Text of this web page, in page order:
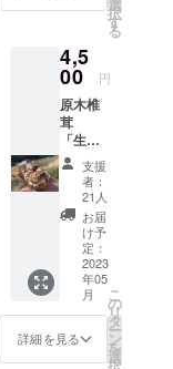
べる時
も楽し
めま
す。 お
礼の
メッ
セージ
付き 価
格につ
いて
ネット
販売で
は１kg
３００
０円
（送料
別）で
ご家族
人〜３
人）で
食べる
には、
作り置
き等に
も活用
できる
調理し
やすい
量にな
りま
す。
余った
もの
は、そ
のまま
択
す
る
4,5
00 円
原木椎
茸
「生」
５００g
と「干
し肉」
２００
０円相
当の
セット
内容
量：約
１２
個〜１
５個
支援
者：
21人
お届
け予
定：
2023
年05
月
詳細を見る
こ
の
リ
タ
ー
ン
を
選
択